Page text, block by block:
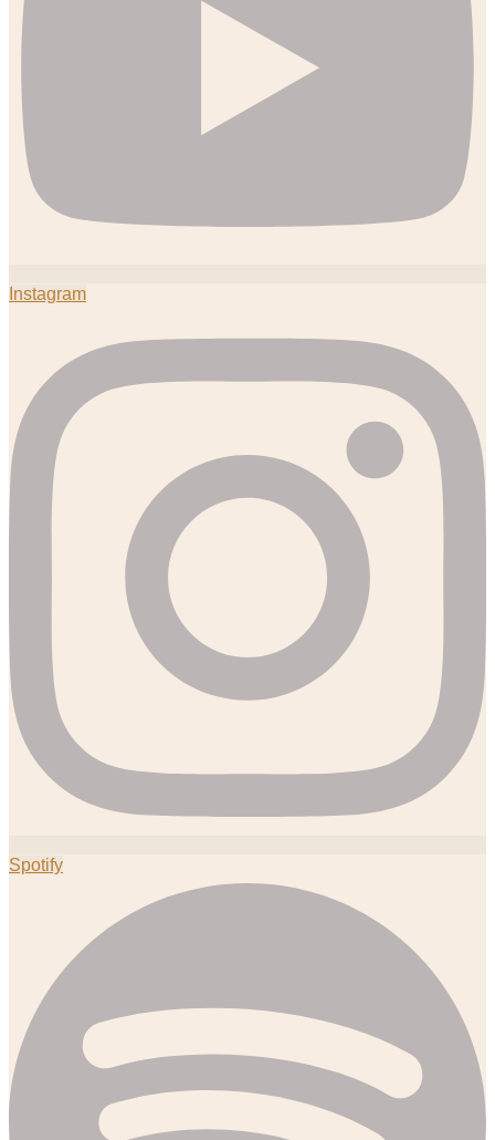
Instagram
Spotify